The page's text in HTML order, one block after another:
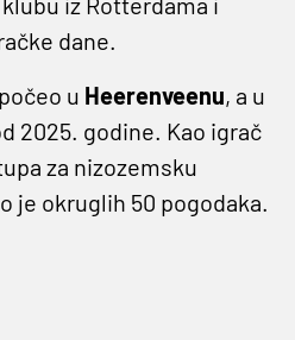
dane.
u Heerenveenu, a u
2025. godine. Kao igrač
za nizozemsku
je okruglih 50 pogodaka.